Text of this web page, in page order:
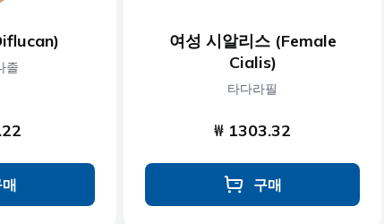
졸
여성 시알리스 (Female
Cialis)
타다라필
₩ 1303.32
구매